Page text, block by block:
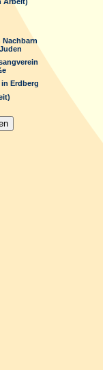
Nachbarn
Erdberg